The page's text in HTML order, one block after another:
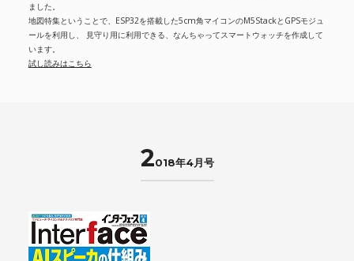
ました。
地図特集ということで、ESP32を搭載した5cm角マイコンのM5StackとGPSモジュ
ールを利用し、 見守り用に利用できる、なんちゃってスマートウォッチを作成して
います。
試し読みはこちら
2018年4月号